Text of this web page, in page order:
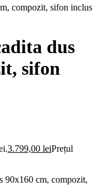
dus
sifon
3.799,00 leiPrețul
90x160 cm, compozit,